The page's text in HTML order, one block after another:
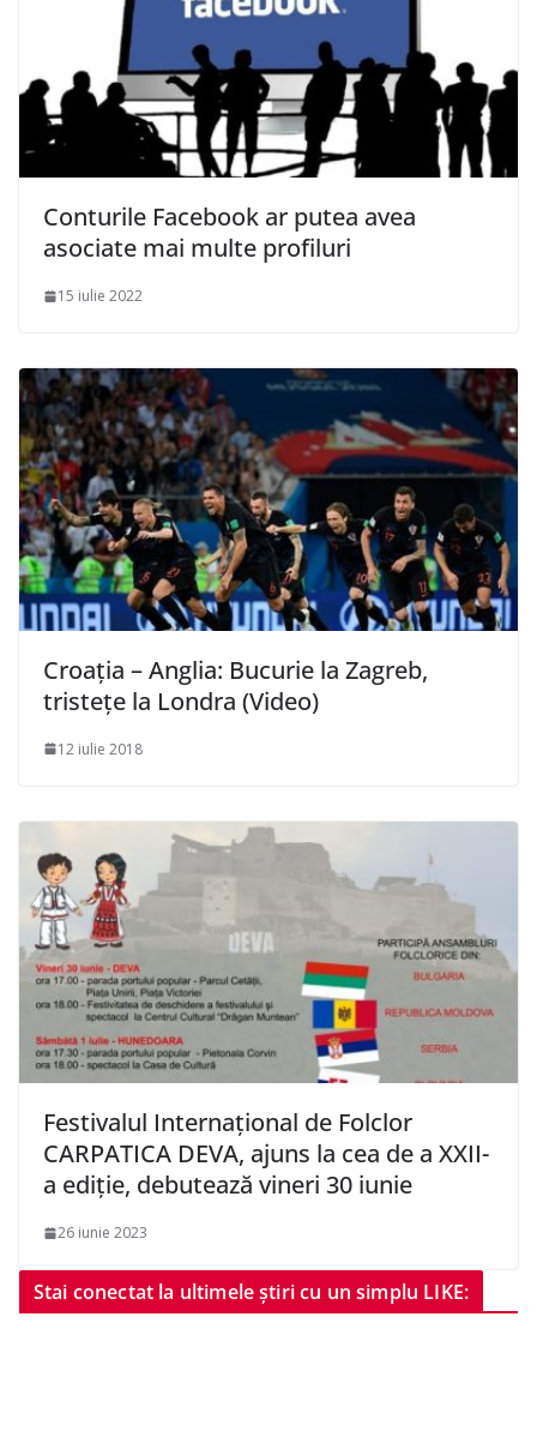
Conturile Facebook ar putea avea
asociate mai multe profiluri
15 iulie 2022
Croaţia – Anglia: Bucurie la Zagreb,
tristeţe la Londra (Video)
12 iulie 2018
Festivalul Internațional de Folclor
CARPATICA DEVA, ajuns la cea de a XXII-
a ediție, debutează vineri 30 iunie
26 iunie 2023
Stai conectat la ultimele știri cu un simplu LIKE: